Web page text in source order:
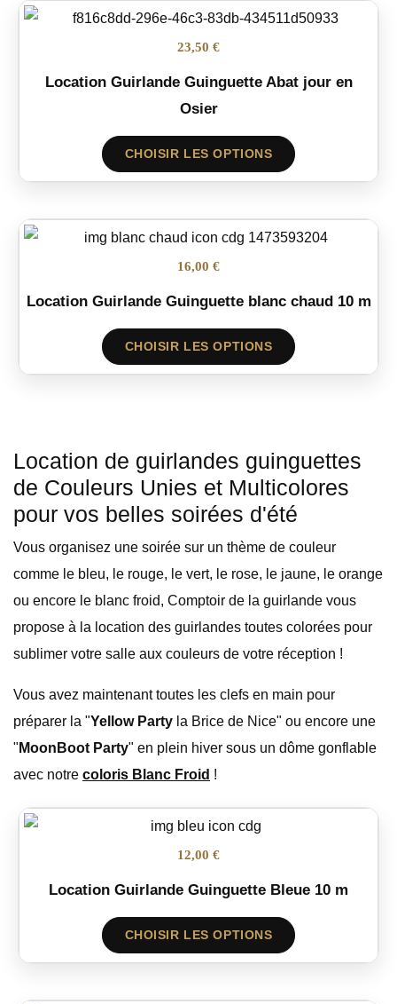
23,50 €
Location Guirlande Guinguette Abat jour en
Osier
CHOISIR LES OPTIONS
16,00 €
Location Guirlande Guinguette blanc chaud 10 m
CHOISIR LES OPTIONS
Location de guirlandes guinguettes
de Couleurs Unies et Multicolores
pour vos belles soirées d'été
Vous organisez une soirée sur un thème de couleur
comme le bleu, le rouge, le vert, le rose, le jaune, le orange
ou encore le blanc froid, Comptoir de la guirlande vous
propose à la location des guirlandes toutes colorées pour
sublimer votre salle aux couleurs de votre réception !
Vous avez maintenant toutes les clefs en main pour
préparer la "Yellow Party la Brice de Nice" ou encore une
" MoonBoot Party" en plein hiver sous un dôme gonflable
avec notre coloris Blanc Froid !
12,00 €
Location Guirlande Guinguette Bleue 10 m
CHOISIR LES OPTIONS